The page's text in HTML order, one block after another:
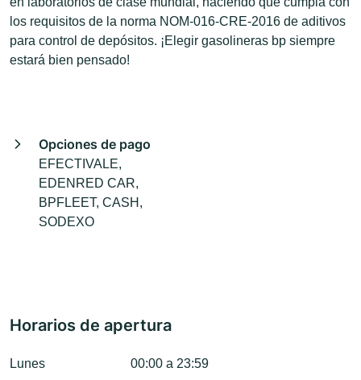
los requisitos de la norma NOM-016-CRE-2016 de aditivos
para control de depósitos. ¡Elegir gasolineras bp siempre
estará bien pensado!
Opciones de pago
EFECTIVALE,
EDENRED CAR,
BPFLEET, CASH,
SODEXO
Horarios de apertura
Lunes 00:00 a 23:59